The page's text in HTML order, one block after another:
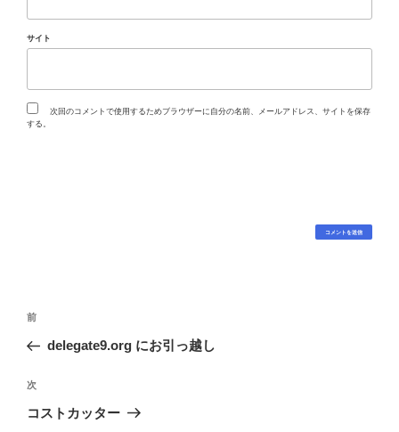
サイト
次回のコメントで使用するためブラウザーに自分の名前、メールアドレス、サイトを保存
する。
投
ナ
ビ
ゲ
過
去
投
前
delegate9.org にお引っ越し
次
の
次
コストカッター